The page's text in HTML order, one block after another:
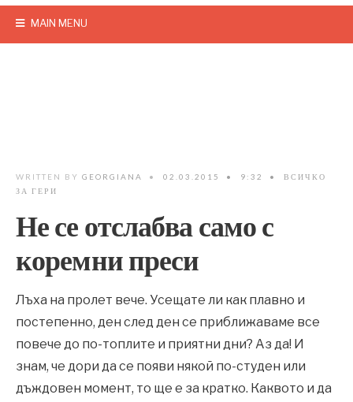
MAIN MENU
WRITTEN BY GEORGIANA • 02.03.2015 • 9:32 •
ВСИЧКО
ЗА ГЕРИ
Не се отслабва само с
коремни преси
Лъха на пролет вече. Усещате ли как плавно и
постепенно, ден след ден се приближаваме все
повече до по-топлите и приятни дни? Аз да! И
знам, че дори да се появи някой по-студен или
дъждовен момент, то ще е за кратко. Каквото и да